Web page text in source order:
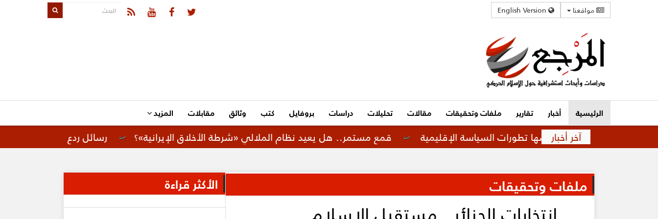
مواقعنا
الرئيسية أخبار تقارير ملفات وتحقيقات مقالات تحليلات دراسات بروفايل كتب وثائق مقابلات المزيد
آخر أخبار رسائل ردع لإيران.. تحركات أمريكية قمع مستمر.. هل يعيد نظام الملالي «شرطة الأخلاق الإيرانية»؟ متوترة تفرضها تطورات السياسة الإقليمية
ملفات وتحقيقات الأكثر قراءة